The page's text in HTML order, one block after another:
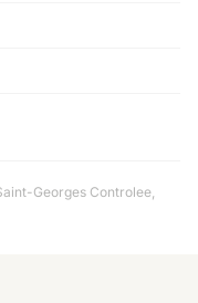
Georges Controlee,